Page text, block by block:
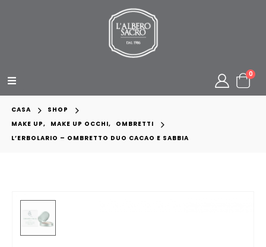
0
CASA
SHOP
MAKE UP, MAKE UP OCCHI,
OMBRETTI
L’ERBOLARIO – OMBRETTO DUO CACAO E SABBIA